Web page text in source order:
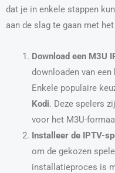
dat je in enkele stappen
aan de slag te gaan met
Download een M3U
downloaden van een
Enkele populaire
Kodi. Deze spelers
voor het M3U-
Installeer de IPTV-
om de gekozen
installatieproces is